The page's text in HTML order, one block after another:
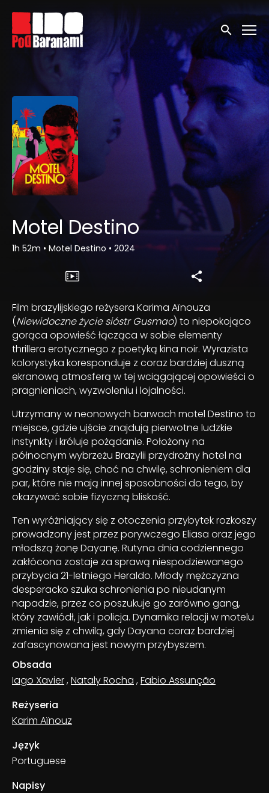
Linki ułatwień dostępu
Wyszukaj
Motel Destino
1h 52m • Motel Destino • 2024
Film brazylijskiego reżysera Karima Aïnouza
(Niewidoczne życie sióstr Gusmao) to niepokojąco
gorąca opowieść łącząca w sobie elementy
thrillera erotycznego z poetyką kina noir. Wyrazista
kolorystyka koresponduje z coraz bardziej duszną
ekranową atmosferą w tej wciągającej opowieści o
pragnieniach, wyzwoleniu i lojalności.
Utrzymany w neonowych barwach motel Destino to
miejsce, gdzie ujście znajdują pierwotne ludzkie
instynkty i króluje pożądanie. Położony na
północnym wybrzeżu Brazylii przydrożny hotel na
godziny staje się, choć na chwilę, schronieniem dla
par, które nie mają innej sposobności do tego, by
okazywać sobie fizyczną bliskość.
Ten wyróżniający się z otoczenia przybytek rozkoszy
prowadzony jest przez porywczego Eliasa oraz jego
młodszą żonę Dayanę. Rutyna dnia codziennego
zakłócona zostaje za sprawą niespodziewanego
przybycia 21-letniego Heraldo. Młody mężczyzna
desperacko szuka schronienia po nieudanym
napadzie, przez co poszukuje go zarówno gang,
który zawiódł, jak i policja. Dynamika relacji w motelu
zmienia się z chwilą, gdy Dayana coraz bardziej
zafascynowana jest nowym przybyszem.
Obsada
Iago Xavier,Nataly Rocha ,Fabio Assunção
Reżyseria
Karim Aïnouz
Język
Portuguese
Napisy